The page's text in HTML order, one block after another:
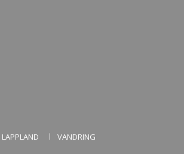
LAPPLAND VANDRING